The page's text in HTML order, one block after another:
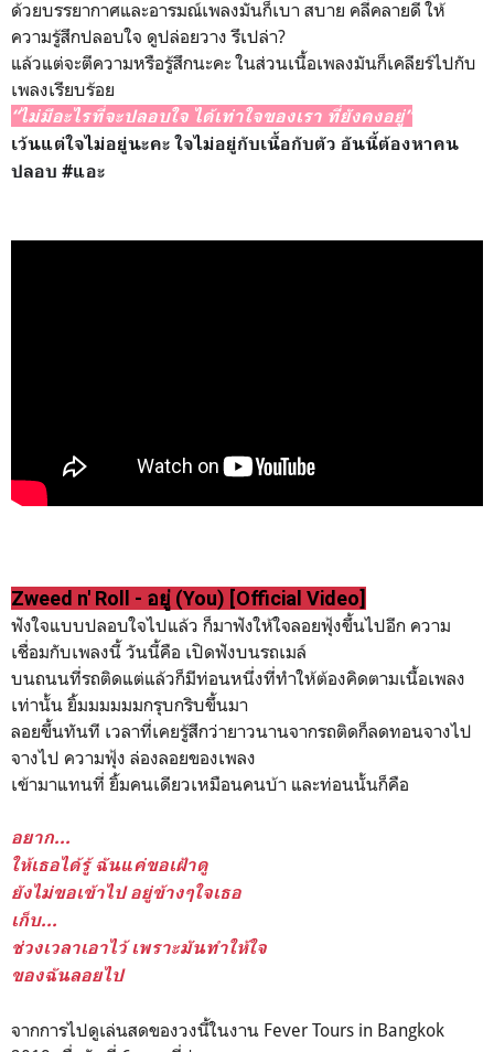
ด้วยบรรยากาศและอารมณ์เพลงมันก็เบา สบาย คลี่คลายดี ให้
ความรู้สึกปลอบใจ ดูปล่อยวาง รึเปล่า?
แล้วแต่จะตีความหรือรู้สึกนะคะ ในส่วนเนื้อเพลงมันก็เคลียร์ไปกับ
เพลงเรียบร้อย
“ไม่มีอะไรที่จะปลอบใจ ได้เท่าใจของเรา ที่ยังคงอยู่”
เว้นแต่ใจไม่อยู่นะคะ ใจไม่อยู่กับเนื้อกับตัว อันนี้ต้องหาคน
ปลอบ #แอะ
Zweed n' Roll - อยู่ (You) [Official Video]
ฟังใจแบบปลอบใจไปแล้ว ก็มาฟังให้ใจลอยฟุ้งขึ้นไปอีก ความ
เชื่อมกับเพลงนี้ วันนี้คือ เปิดฟังบนรถเมล์
บนถนนที่รถติดแต่แล้วก็มีท่อนหนึ่งที่ทำให้ต้องคิดตามเนื้อเพลง
เท่านั้น ยิ้มมมมมมกรุบกริบขึ้นมา
ลอยขึ้นทันที เวลาที่เคยรู้สึกว่ายาวนานจากรถติดก็ลดทอนจางไป
จางไป ความฟุ้ง ล่องลอยของเพลง
เข้ามาแทนที่ ยิ้มคนเดียวเหมือนคนบ้า และท่อนนั้นก็คือ
อยาก...
ให้เธอได้รู้ ฉันแค่ขอเฝ้าดู
ยังไม่ขอเข้าไป อยู่ข้างๆใจเธอ
เก็บ...
ช่วงเวลาเอาไว้ เพราะมันทำให้ใจ
ของฉันลอยไป
จากการไปดูเล่นสดของวงนี้ในงาน Fever Tours in Bangkok